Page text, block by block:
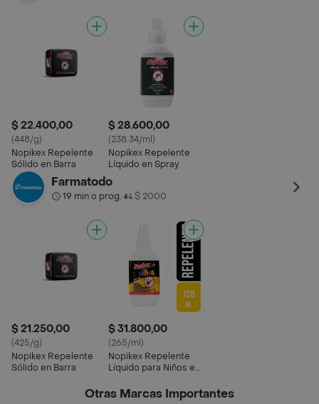
$ 22.400,00
(448/g)
Nopikex Repelente
Sólido en Barra
$ 28.600,00
(238.34/ml)
Nopikex Repelente
Líquido en Spray
Farmatodo
19 min o prog.• $ 2000
$ 21.250,00
(425/g)
Nopikex Repelente
Sólido en Barra
$ 31.800,00
(265/ml)
Nopikex Repelente
Líquido para Niños en
Otras Marcas Importantes